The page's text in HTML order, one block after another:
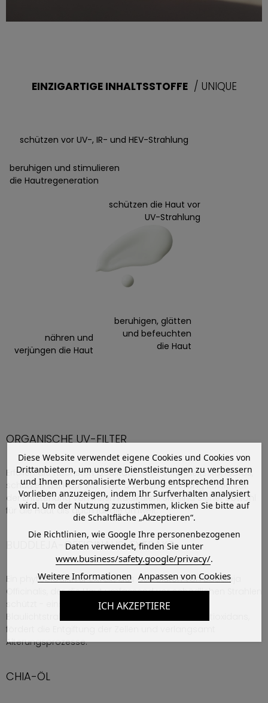
EINZIGARTIGE INHALTSSTOFFE / UNIQUE
schützen vor UV-, IR- und HEV-Strahlung
schützen die Haut vor
UV-Strahlung
nähren und
verjüngen die Haut
beruhigen und stimulieren
die Hautregeneration
beruhigen, glätten
und befeuchten
die Haut
ORGANISCHE UV-FILTER
Erfüllen die höchsten Qualitäts- und Sicherheitsstandards,
schützen die Haut vor UVA- und UVB-Strahlung sowie vor
der Entstehung von freien Radikalen. Sie sind sicher sowohl
für die Haut als auch für die Umwelt.
BUDDLEJA-OFFICINALIS-EXTRAKT
Ein phytobioaktiver Extrakt aus den Blüten von Buddleja
Officinalis, der die Haut umfassend vor schädlichen Strahlen
schützt - einschließlich UVA-, UVB-, Infrarot- und
Blaulichtstrahlen. Er ist außerdem ein starkes Antioxidans,
fördert die Entgiftung der Zellen und verlangsamt
Alterungsprozesse.
CHIA-ÖL
Diese Website verwendet eigene Cookies und Cookies von
Drittanbietern, um unsere Dienstleistungen zu verbessern
und Ihnen personalisierte Werbung entsprechend Ihren
Vorlieben anzuzeigen, indem Ihr Surfverhalten analysiert
wird. Um der Nutzung zuzustimmen, klicken Sie bitte auf
die Schaltfläche „Akzeptieren“.
Die Richtlinien, wie Google Ihre personenbezogenen
Daten verwendet, finden Sie unter
www.business/safety.google/privacy/.
Weitere Informationen Anpassen von Cookies
ICH AKZEPTIERE